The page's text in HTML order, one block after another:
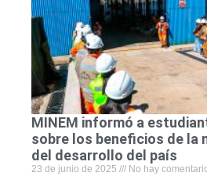
MINEM informó a
sobre los beneficios de la
del desarrollo del país
23 de junio de 2025
No hay